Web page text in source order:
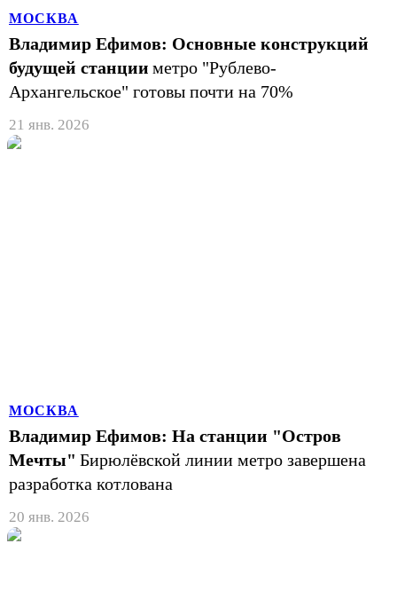
МОСКВА
Владимир Ефимов: Основные конструкций
будущей станции метро "Рублево-
Архангельское" готовы почти на 70%
21 янв. 2026
МОСКВА
Владимир Ефимов: На станции "Остров
Мечты" Бирюлёвской линии метро завершена
разработка котлована
20 янв. 2026